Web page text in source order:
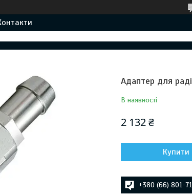
Адаптер для
В наявності
2 132 ₴
Купити
+380 (66) 801-